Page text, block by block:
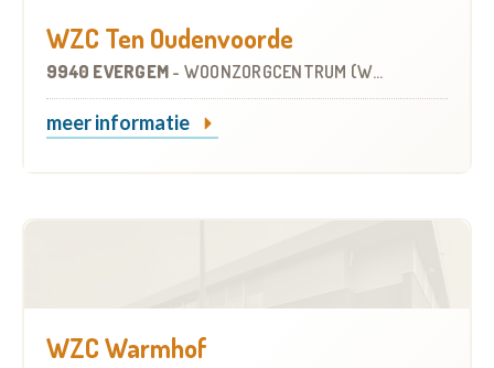
WZC Ten Oudenvoorde
9940 EVERGEM - WOONZORGCENTRUM (WZC)
meer informatie
WZC Warmhof